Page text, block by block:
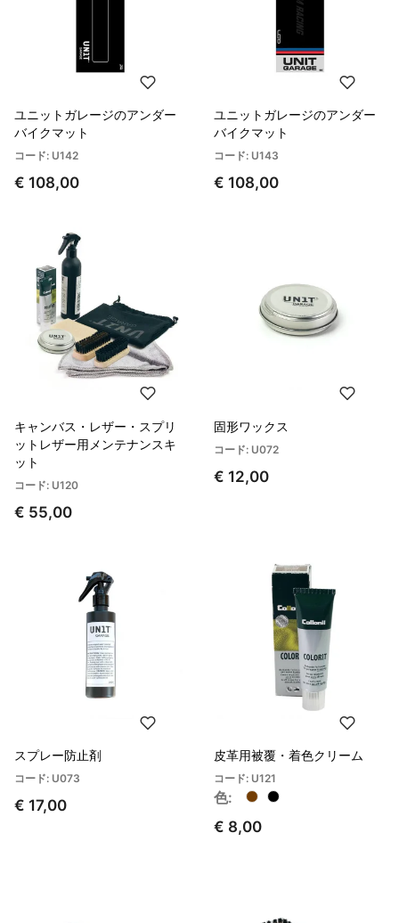
ユニットガレージのアンダー
バイクマット
コード: U142
€ 108,00
ユニットガレージのアンダー
バイクマット
コード: U143
€ 108,00
キャンバス・レザー・スプリ
ットレザー用メンテナンスキ
ット
コード: U120
€ 55,00
固形ワックス
コード: U072
€ 12,00
スプレー防止剤
コード: U073
€ 17,00
皮革用被覆・着色クリーム
コード: U121
色:
€ 8,00